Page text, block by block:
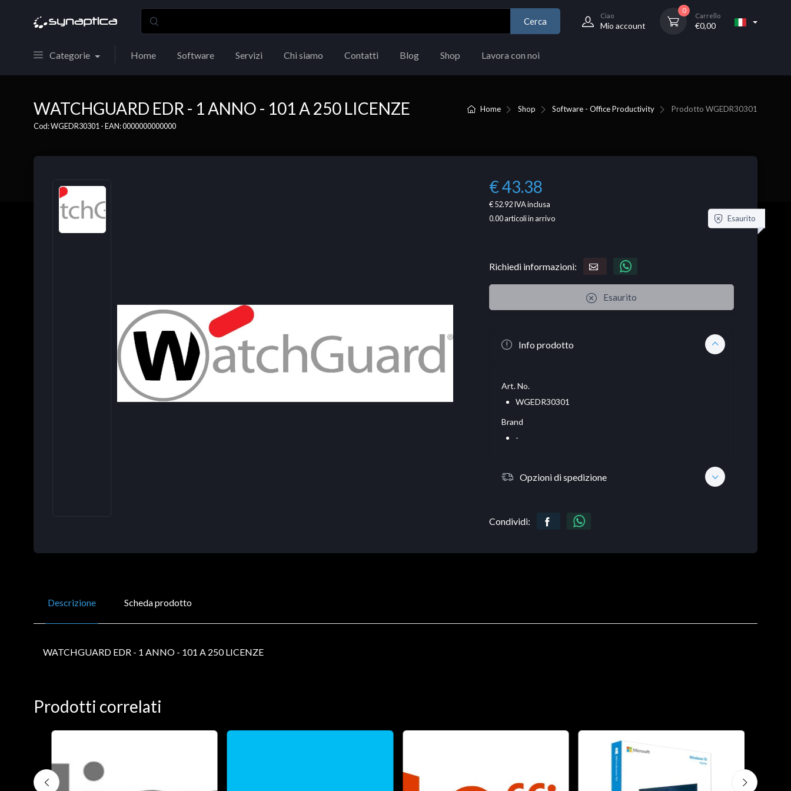
Cerca
Ciao
Mio account
0
Carrello
€0,00
Categorie Home Software Servizi Chi siamo Contatti Blog Shop Lavora con noi
Home Shop Software - Office Productivity Prodotto WGEDR30301
WATCHGUARD EDR - 1 ANNO - 101 A 250 LICENZE
Cod: WGEDR30301 - EAN: 0000000000000
€ 43.38
€ 52.92IVA inclusa
0.00articoli in arrivo Esaurito
Richiedi informazioni:
Esaurito
Info prodotto
Art. No.
WGEDR30301
Brand
-
Opzioni di spedizione
Condividi:
Descrizione Scheda prodotto
WATCHGUARD EDR - 1 ANNO - 101 A 250 LICENZE
Prodotti correlati